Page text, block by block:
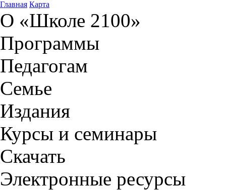
Главная Карта
О «Школе 2100»
Программы
Педагогам
Семье
Издания
Курсы и семинары
Скачать
Электронные ресурсы